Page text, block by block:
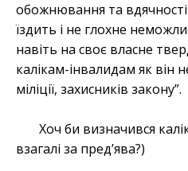
обожнювання та
їздить і не глохне
навіть на своє власне
калікам-інвалидам як він
міліції, захисників закону”.
Хоч би визначився
взагалі за пред’ява?)